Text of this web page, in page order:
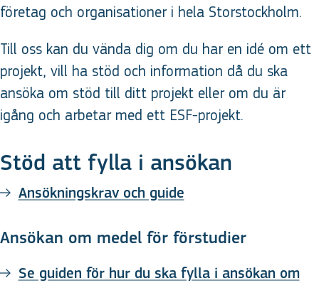
företag och organisationer i hela Storstockholm.
Till oss kan du vända dig om du har en idé om ett
projekt, vill ha stöd och information då du ska
ansöka om stöd till ditt projekt eller om du är
igång och arbetar med ett ESF-projekt.
Stöd att fylla i ansökan
Ansökningskrav och guide
Ansökan om medel för förstudier
Se guiden för hur du ska fylla i ansökan om